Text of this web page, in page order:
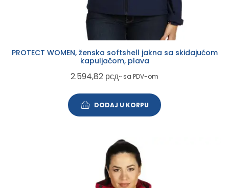
PROTECT WOMEN, ženska softshell jakna sa skidajućom
kapuljačom, plava
2.594,82 рсд~ sa PDV-om
DODAJ U KORPU